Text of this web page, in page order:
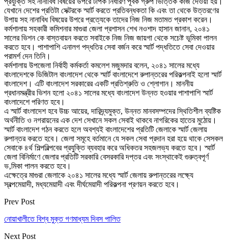
যেখানে দেশের প্রতিটা সেক্টরকে স্মার্ট করতে প্রতিবন্ধকতা কি এবং তা থেকে উত্তরণের
উপায় সহ নানাবিধ বিষয়ের উপরে প্রত্যেকে তাদের নিজ নিজ মতামত প্রকাশ করেন।
কর্মশালায় সহকারী কমিশনার মাগুরা জেলা প্রশাসন শেখ নওশাদ হাসান জানান, ২০৪১
সালের ভিশন কে বাস্তবায়ন করতে সবাইকে নিজ নিজ জায়গা থেকে সচেষ্ট ভূমিকা পালন
করতে হবে। পাশাপাশি এনালগ পদ্ধতির সেবা বর্জন করে স্মার্ট পদ্ধতিতে সেবা দেওয়ার
পরামর্শ দেন তিনি।
কর্মশালায় উপজেলা নির্বাহী কর্মকর্তা কমলেশ মজুমদার বলেন, ২০৪১ সালের মধ্যে
বাংলাদেশকে ডিজিটাল বাংলাদেশ থেকে স্মার্ট বাংলাদেশে রুপান্তরের পরিকল্পনাই হলো স্মার্ট
বাংলাদেশ। এটি বাংলাদেশ সরকারের একটি প্রতিশ্রুতি ও শ্লোগান। মাননীয়
প্রধানমন্ত্রীর ভিশন হলো ২০৪১ সালের মধ্যে বাংলাদেশ উন্নত হওয়ার পাশাপাশি স্মার্ট
বাংলাদেশে পরিণত হবে।
এ স্মার্ট বাংলাদেশ হবে উচ্চ আয়ের, দারিদ্র্যমুক্ত, উন্নত মানবসম্পদের স্থিতিশীল ব্যষ্টিক
অর্থনীতি ও নগরায়নের এক দেশ সেখানে সকল সেবাই থাকবে নাগরিকের হাতের মুঠোয়।
স্মার্ট বাংলাদেশ গঠন করতে হলে অবশ্যই বাংলাদেশের প্রতিটি জেলাকে স্মার্ট জেলায়
রুপান্তর করতে হবে। জেলা সমূহে বর্তমানে যে সকল সেবা প্রদান হরা হয়ে থাকে সেসকল
সেবাকে ৪র্থ শিল্পবিল্পবের প্রযুক্তি ব্যবহার করে অধিকতর সহজলভ্য করতে হবে। স্মার্ট
জেলা বিনির্মাণে জেলার প্রতিটি সরকারি বেসরকারি দপ্তর এবং সংস্থাকেই গুরুত্বপূর্ণ
ভ‚মিকা পালন করতে হবে।
এক্ষেত্রে মাগুরা জেলাকে ২০৪১ সালের মধ্যে স্মার্ট জেলায় রুপান্তরের লক্ষ্যে
স্বল্পমেয়াদী, মধ্যমেয়াদী এবং দীর্ঘমেয়াদী পরিকল্পনা প্রণয়ন করতে হবে।
Prev Post
নোয়াখালীতে বিশ্ব মুক্ত গণমাধ্যম দিবস পালিত
Next Post